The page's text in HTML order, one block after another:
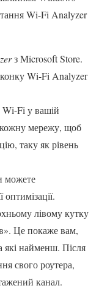
Wi-Fi Analyzer
з Microsoft Store.
Wi-Fi Analyzer
Wi-Fi у вашій
кожну мережу, щоб
таку як рівень
можете
лівому кутку
Це покаже вам,
які найменш. Після
свого роутера,
канал.